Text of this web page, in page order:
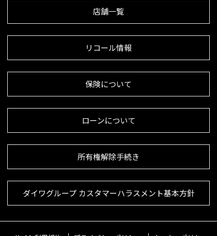
店舗一覧
リコール情報
保険について
ローンについて
所有権解除手続き
ダイワグループ カスタマーハラスメント基本方針